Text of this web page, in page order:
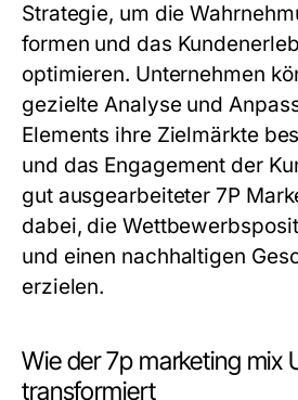
Strategie, um die
formen und das
optimieren. Unternehmen
gezielte Analyse und
Elements ihre Zielmärkte
und das Engagement der
gut ausgearbeiteter 7P
dabei, die
und einen nachhaltigen
erzielen.
Wie der 7p marketing mix
transformiert